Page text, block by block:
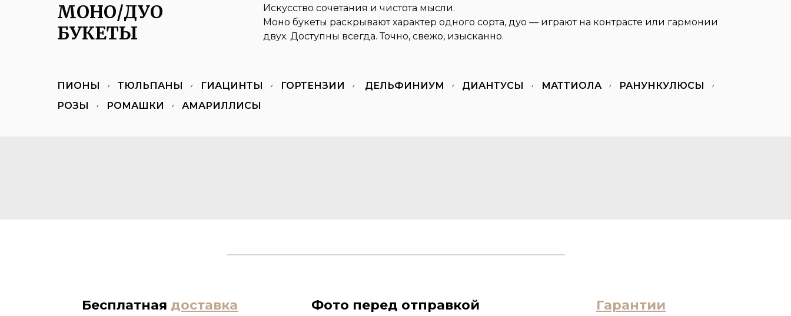
МОНО/ДУО
БУКЕТЫ
Искусство сочетания и чистота мысли.
Моно букеты раскрывают характер одного сорта, дуо — играют на контрасте или гармонии
двух. Доступны всегда. Точно, свежо, изысканно.
ПИОНЫ ТЮЛЬПАНЫ ГИАЦИНТЫ ГОРТЕНЗИИ ДЕЛЬФИНИУМ ДИАНТУСЫ МАТТИОЛА
РАНУНКУЛЮСЫ
РОЗЫ
РОМАШКИ АМАРИЛЛИСЫ
Бесплатная доставка Фото перед отправкой Гарантии